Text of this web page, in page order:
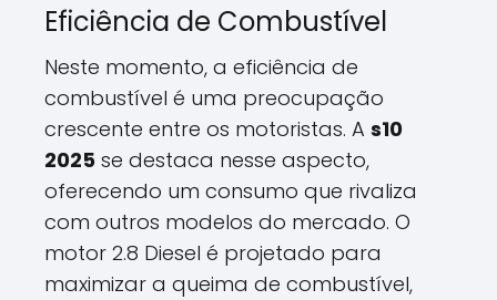
Eficiência de Combustível
Neste momento, a eficiência de
combustível é uma preocupação
crescente entre os motoristas. A s10
2025 se destaca nesse aspecto,
oferecendo um consumo que rivaliza
com outros modelos do mercado. O
motor 2.8 Diesel é projetado para
maximizar a queima de combustível,